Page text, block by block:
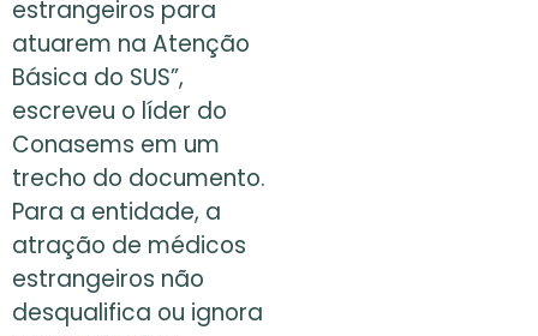
estrangeiros para
atuarem na Atenção
Básica do SUS”,
escreveu o líder do
Conasems em um
trecho do documento.
Para a entidade, a
atração de médicos
estrangeiros não
desqualifica ou ignora